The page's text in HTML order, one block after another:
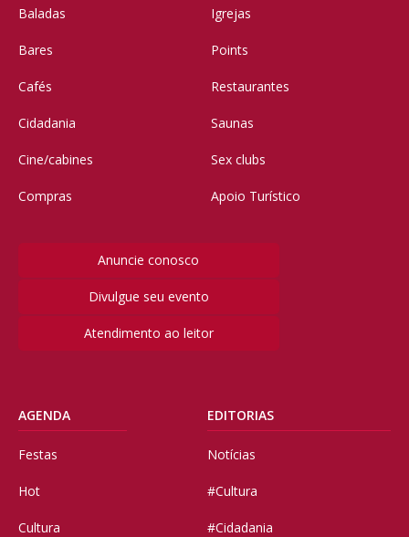
Baladas
Bares
Cafés
Cidadania
Cine/cabines
Compras
Igrejas
Points
Restaurantes
Saunas
Sex clubs
Apoio Turístico
Anuncie conosco
Divulgue seu evento
Atendimento ao leitor
AGENDA
Festas
Hot
Cultura
EDITORIAS
Notícias
#Cultura
#Cidadania